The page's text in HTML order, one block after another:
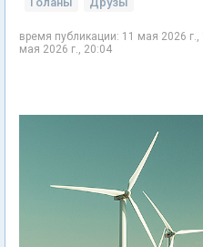
время публикации: 11 мая 2026
мая 2026 г., 20:04